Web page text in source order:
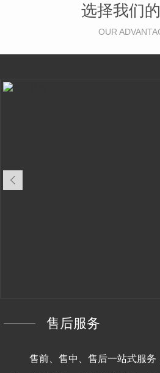
选择我们
OUR
售后服务
售前、售中、售后一站式服务